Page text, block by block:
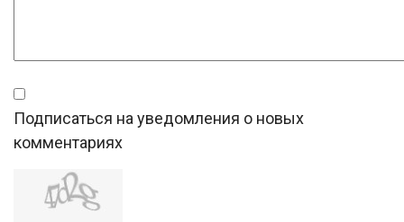
Подписаться на уведомления о новых
комментариях